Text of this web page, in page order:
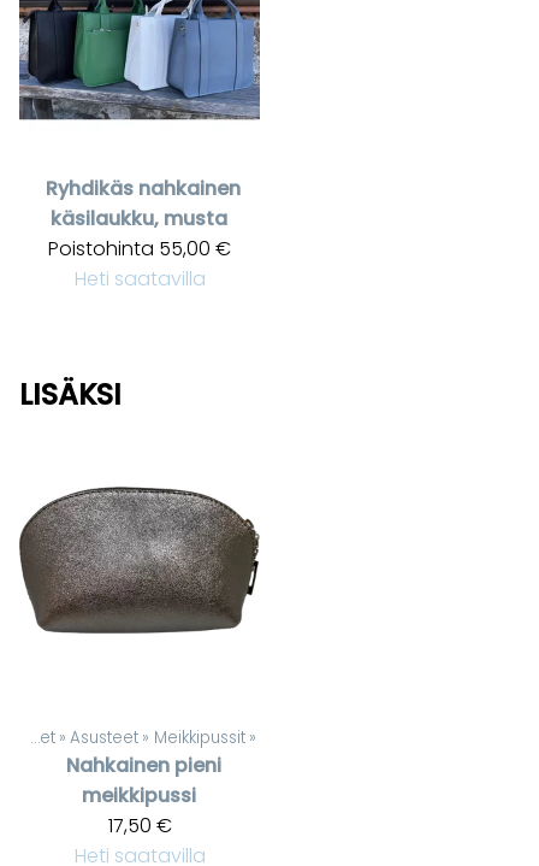
Ryhdikäs nahkainen
käsilaukku, musta
Poistohinta 55,00 €
Heti saatavilla
LISÄKSI
Tuotteet ‪» Asusteet ‪» Meikkipussit ‪»
Nahkainen pieni
meikkipussi
17,50 €
Heti saatavilla